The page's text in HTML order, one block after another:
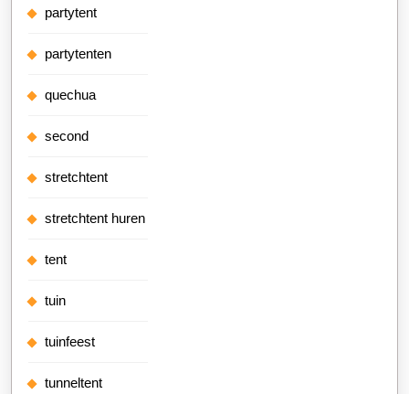
partytent
partytenten
quechua
second
stretchtent
stretchtent huren
tent
tuin
tuinfeest
tunneltent